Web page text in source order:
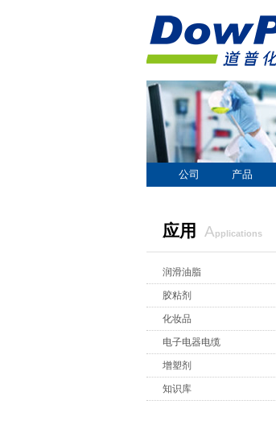
公司 产品
应用 applications
润滑油脂
胶粘剂
化妆品
电子电器电缆
增塑剂
知识库